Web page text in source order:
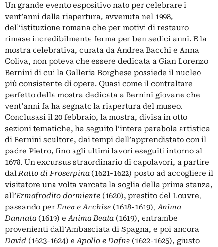
Un grande evento espositivo nato per celebrare i
vent’anni dalla riapertura, avvenuta nel 1998,
dell’istituzione romana che per motivi di restauro
rimase incredibilmente ferma per ben sedici anni. E la
mostra celebrativa, curata da Andrea Bacchi e Anna
Coliva, non poteva che essere dedicata a Gian Lorenzo
Bernini di cui la Galleria Borghese possiede il nucleo
più consistente di opere. Quasi come il contraltare
perfetto della mostra dedicata a Bernini giovane che
vent’anni fa ha segnato la riapertura del museo.
Conclusasi il 20 febbraio, la mostra, divisa in otto
sezioni tematiche, ha seguito l’intera parabola artistica
di Bernini scultore, dai tempi dell’apprendistato con il
padre Pietro, fino agli ultimi lavori eseguiti intorno al
1678. Un excursus straordinario di capolavori, a partire
dalRatto di Proserpina (1621-1622) posto ad accogliere il
visitatore una volta varcata la soglia della prima stanza,
all’Ermafrodito dormiente (1620), prestito del Louvre,
passando perEnea e Anchise (1618-1619),Anima
Dannata (1619) eAnima Beata (1619), entrambe
provenienti dall’Ambasciata di Spagna, e poi ancora
David (1623-1624) e Apollo e Dafne (1622-1625), giusto